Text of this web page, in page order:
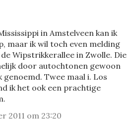
in Amstelveen kan ik
maar ik wil toch even melding
Wipstrikkerallee in Zwolle. Die
door autochtonen gewoon
genoemd. Twee maal i. Los
ik het ook een prachtige
2011 om 23:20